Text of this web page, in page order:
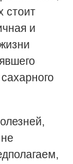
стоит
и